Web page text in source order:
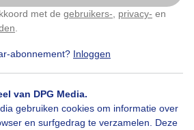
met de gebruikers- privacy- en
abonnement? Inloggen
van DPG Media.
gebruiken cookies om informatie over
en surfgedrag te verzamelen. Deze
om dit aan te passen